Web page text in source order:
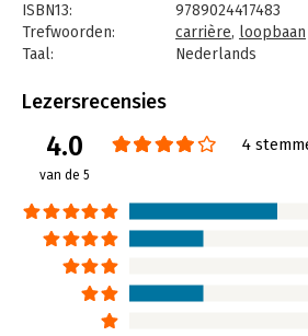
ISBN13:
9789024417483
Trefwoorden:
carrière, loopbaan
Taal:
Nederlands
Aantal pagina's:
Druk:
1
Hoofdrubriek: Werk en loopbaan
Lezersrecensies
4.0
van de 5
4